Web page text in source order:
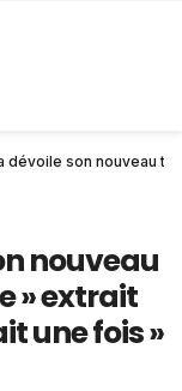
dévoile son nouveau
nouveau
» extrait
une fois »